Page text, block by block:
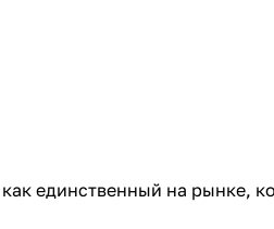
единственный на рынке,